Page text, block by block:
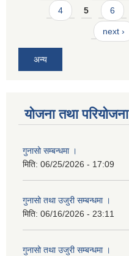
4 5 6
next ›
अन्य
योजना तथा परियोजना
गुनासो सम्बन्धमा ।
मिति: 06/25/2026 - 17:09
गुनासो तथा उजुरी सम्बन्धमा ।
मिति: 06/16/2026 - 23:11
गुनासो तथा उजुरी सम्बन्धमा ।